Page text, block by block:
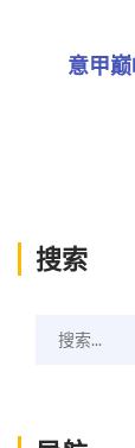
意甲
搜索
搜索...